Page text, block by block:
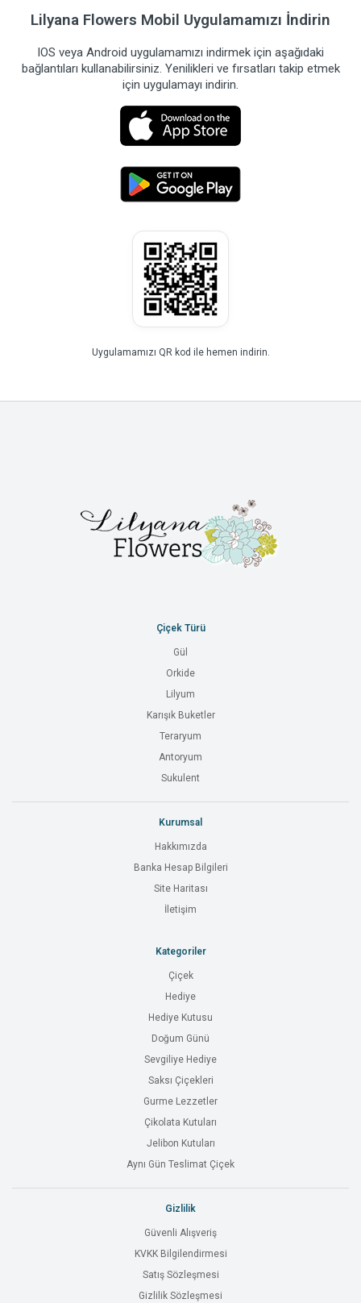
Lilyana Flowers Mobil Uygulamamızı İndirin
IOS veya Android uygulamamızı indirmek için aşağıdaki
bağlantıları kullanabilirsiniz. Yenilikleri ve fırsatları takip etmek
için uygulamayı indirin.
Uygulamamızı QR kod ile hemen indirin.
Çiçek Türü
Gül
Orkide
Lilyum
Karışık Buketler
Teraryum
Antoryum
Sukulent
Kurumsal
Hakkımızda
Banka Hesap Bilgileri
Site Haritası
İletişim
Kategoriler
Çiçek
Hediye
Hediye Kutusu
Doğum Günü
Sevgiliye Hediye
Saksı Çiçekleri
Gurme Lezzetler
Çikolata Kutuları
Jelibon Kutuları
Aynı Gün Teslimat Çiçek
Gizlilik
Güvenli Alışveriş
KVKK Bilgilendirmesi
Satış Sözleşmesi
Gizlilik Sözleşmesi